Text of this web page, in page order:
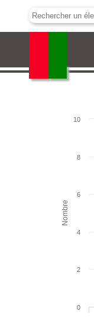
Nombre
0
2
4
6
8
10